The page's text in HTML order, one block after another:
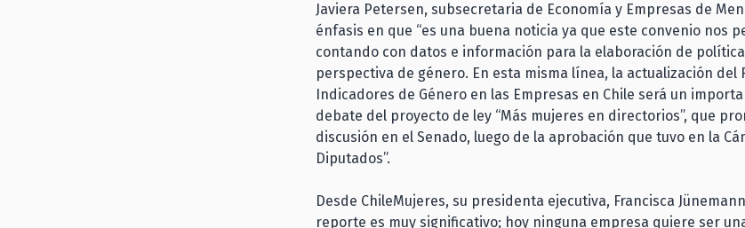
Javiera Petersen, subsecretaria de Economía y Empresas de
énfasis en que “es una buena noticia ya que este convenio nos
contando con datos e información para la elaboración de
perspectiva de género. En esta misma línea, la actualización del
Indicadores de Género en las Empresas en Chile será un
debate del proyecto de ley “Más mujeres en directorios”, que
discusión en el Senado, luego de la aprobación que tuvo en la
Diputados”.
Desde ChileMujeres, su presidenta ejecutiva, Francisca
reporte es muy significativo; hoy ninguna empresa quiere ser